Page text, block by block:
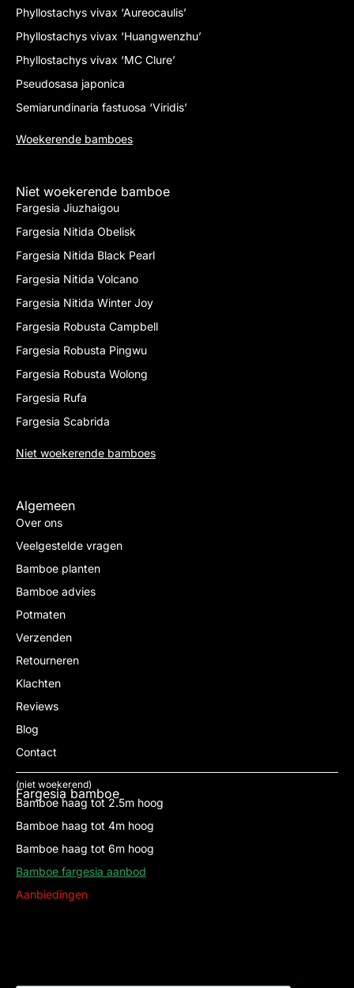
Phyllostachys vivax ‘Aureocaulis’
Phyllostachys vivax ‘Huangwenzhu’
Phyllostachys vivax ‘MC Clure’
Pseudosasa japonica
Semiarundinaria fastuosa ‘Viridis’
Woekerende bamboes
Niet woekerende bamboe
Fargesia Jiuzhaigou
Fargesia Nitida Obelisk
Fargesia Nitida Black Pearl
Fargesia Nitida Volcano
Fargesia Nitida Winter Joy
Fargesia Robusta Campbell
Fargesia Robusta Pingwu
Fargesia Robusta Wolong
Fargesia Rufa
Fargesia Scabrida
Niet woekerende bamboes
Algemeen
Over ons
Veelgestelde vragen
Bamboe planten
Bamboe advies
Potmaten
Verzenden
Retourneren
Klachten
Reviews
Blog
Contact
Fargesia bamboe
(niet woekerend)
Bamboe haag tot 2.5m hoog
Bamboe haag tot 4m hoog
Bamboe haag tot 6m hoog
Bamboe fargesia aanbod
Aanbiedingen